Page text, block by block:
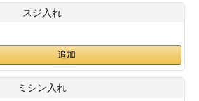
土
11
12
18
19
26
スジ入れ
ミシン入れ